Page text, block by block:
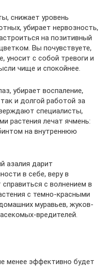
снижает уровень
убирает нервозность,
на позитивный
Вы почувствуете,
уносит с собой тревоги и
чище и спокойнее.
убирает воспаление,
и долгой работой за
специалисты,
растения лечат ячмень:
на внутреннюю
азалия дарит
в себе, веру в
с волнением в
с темно-красными
муравьев, жуков-
вредителей.
менее эффективно будет